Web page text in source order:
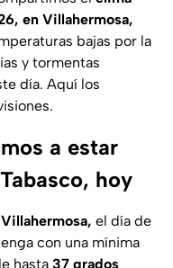
en Villahermosa,
bajas por la
y tormentas
día. Aquí los
a estar
hoy
Villahermosa, el día de
con una mínima
hasta 37 grados